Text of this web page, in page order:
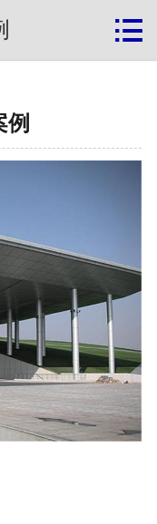
钢结构新闻
产品展示
常见问题
联系我们

例